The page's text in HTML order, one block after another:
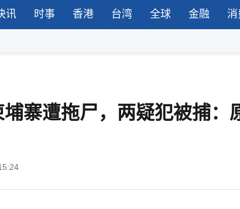
讯 时事 香港 台湾 全球 金融 消
埔寨遭拖尸，两疑犯被捕：